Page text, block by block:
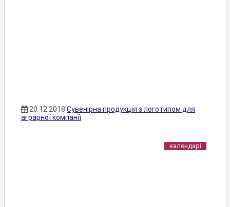
20.12.2018 Сувенірна продукція з логотипом для
аграрної компанії
календарі